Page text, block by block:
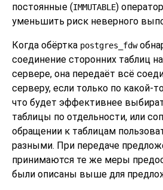
постоянные (IMMUTABLE)
уменьшить риск неверного
Когда обёртка postgres_fdw
соединение сторонних таблиц
сервере, она передаёт всё
серверу, если только по какой-
что будет эффективнее
таблицы по отдельности, или
обращении к таблицам
разными. При передаче
принимаются те же меры
были описаны выше для